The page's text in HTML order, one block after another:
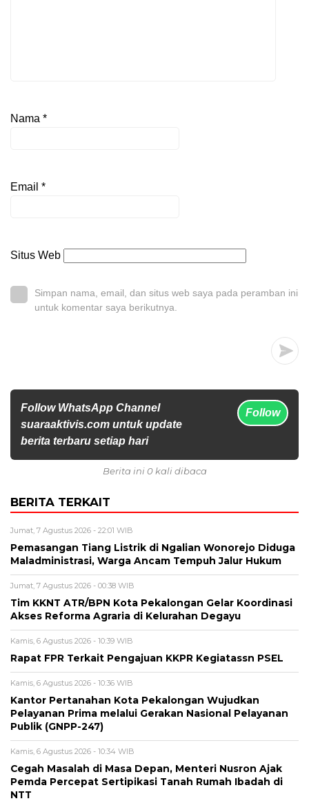
Nama *
Email *
Situs Web
Simpan nama, email, dan situs web saya pada peramban ini
untuk komentar saya berikutnya.
Follow WhatsApp Channel
suaraaktivis.com untuk update
berita terbaru setiap hari
Follow
Berita ini 0 kali dibaca
BERITA TERKAIT
Jumat, 7 Agustus 2026 - 22:01 WIB
Pemasangan Tiang Listrik di Ngalian Wonorejo Diduga
Maladministrasi, Warga Ancam Tempuh Jalur Hukum
Jumat, 7 Agustus 2026 - 00:38 WIB
Tim KKNT ATR/BPN Kota Pekalongan Gelar Koordinasi
Akses Reforma Agraria di Kelurahan Degayu
Kamis, 6 Agustus 2026 - 10:39 WIB
Rapat FPR Terkait Pengajuan KKPR Kegiatassn PSEL
Kamis, 6 Agustus 2026 - 10:36 WIB
Kantor Pertanahan Kota Pekalongan Wujudkan
Pelayanan Prima melalui Gerakan Nasional Pelayanan
Publik (GNPP-247)
Kamis, 6 Agustus 2026 - 10:34 WIB
Cegah Masalah di Masa Depan, Menteri Nusron Ajak
Pemda Percepat Sertipikasi Tanah Rumah Ibadah di
NTT